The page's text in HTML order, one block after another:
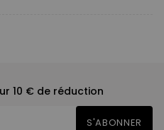
10 € de réduction
S'ABONNER